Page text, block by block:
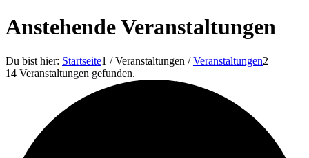
Anstehende Veranstaltungen
Du bist hier: Startseite1 / Veranstaltungen / Veranstaltungen2
14 Veranstaltungen gefunden.